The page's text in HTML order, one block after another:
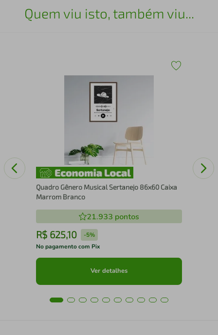
Quem viu isto, também viu...
Quadro Gênero Musical Sertanejo 86x60 Caixa
Marrom Branco
21.933 pontos
R$ 625,10 -5%
No pagamento com Pix
Ver detalhes